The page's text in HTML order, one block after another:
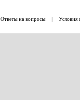
Ответы на вопросы | Условия